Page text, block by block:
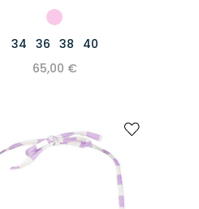
34 36 38
40
65,00 €